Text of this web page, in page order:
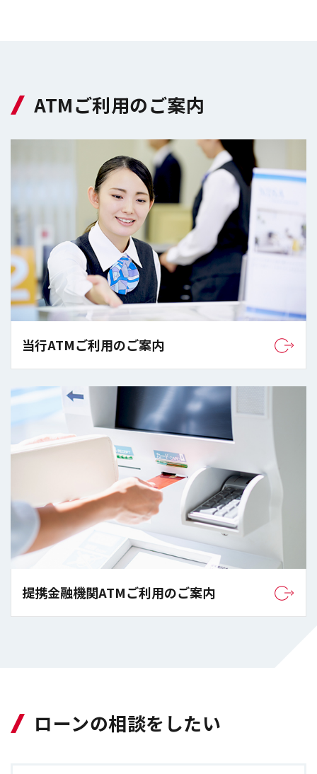
ATMご利用のご案内
当行ATMご利用のご案内
提携金融機関ATMご利用のご案内
ローンの相談をしたい